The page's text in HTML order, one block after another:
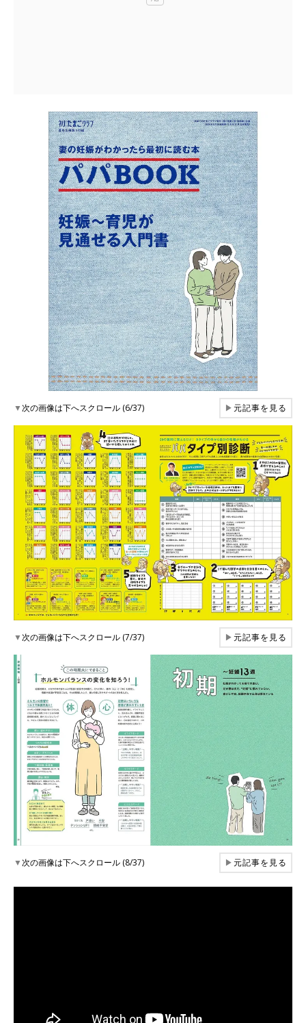
▼次の画像は下へスクロール (6/37) ▶元記事を見る
▼次の画像は下へスクロール (7/37) ▶元記事を見る
▼次の画像は下へスクロール (8/37) ▶元記事を見る